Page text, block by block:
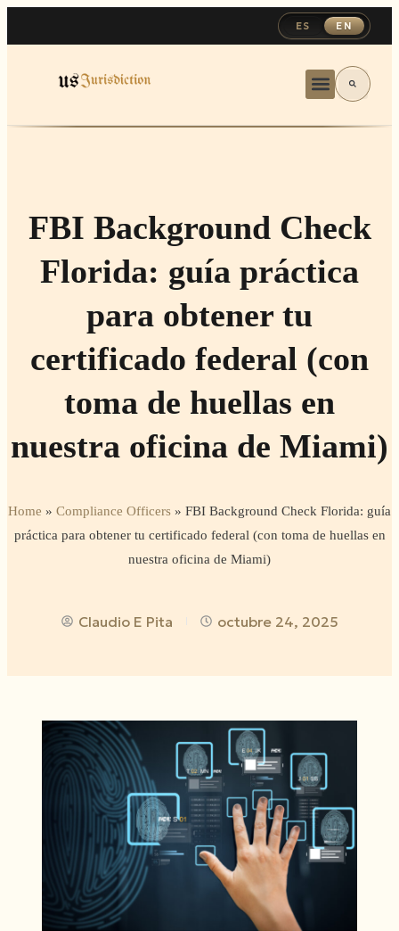
ES EN
FBI Background Check
Florida: guía práctica
para obtener tu
certificado federal (con
toma de huellas en
nuestra oficina de Miami)
Home » Compliance Officers » FBI Background Check Florida: guía
práctica para obtener tu certificado federal (con toma de huellas en
nuestra oficina de Miami)
Claudio E Pita octubre 24, 2025